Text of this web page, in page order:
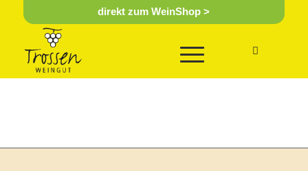
direkt zum WeinShop >